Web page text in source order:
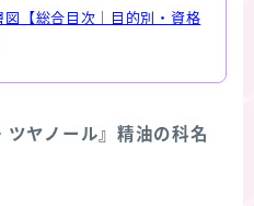
図【総合目次｜目的別・資格
ヤノール』精油の科名